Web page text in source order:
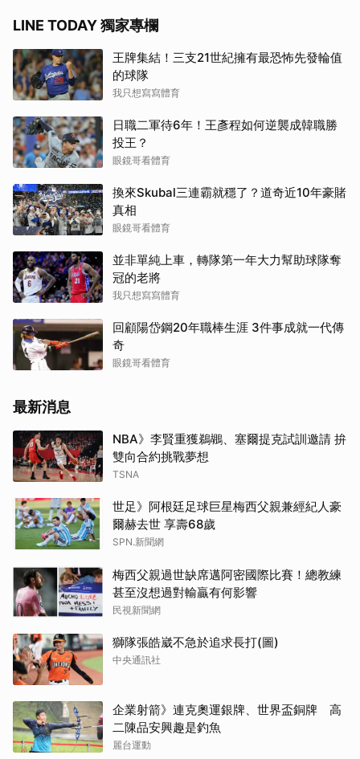
LINE TODAY 獨家專欄
王牌集結！三支21世紀擁有最恐怖先發輪值
的球隊
我只想寫寫體育
日職二軍待6年！王彥程如何逆襲成韓職勝
投王？
眼鏡哥看體育
換來Skubal三連霸就穩了？道奇近10年豪賭
真相
眼鏡哥看體育
並非單純上車，轉隊第一年大力幫助球隊奪
冠的老將
我只想寫寫體育
回顧陽岱鋼20年職棒生涯 3件事成就一代傳
奇
眼鏡哥看體育
最新消息
NBA》李賢重獲鵜鶘、塞爾提克試訓邀請 拚
雙向合約挑戰夢想
TSNA
世足》阿根廷足球巨星梅西父親兼經紀人豪
爾赫去世 享壽68歲
SPN.新聞網
梅西父親過世缺席邁阿密國際比賽！總教練
甚至沒想過對輸贏有何影響
民視新聞網
獅隊張皓崴不急於追求長打(圖)
中央通訊社
企業射箭》連克奧運銀牌、世界盃銅牌 高
二陳品安興趣是釣魚
麗台運動